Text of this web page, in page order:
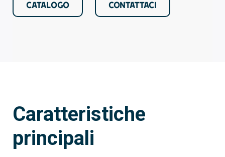
CATALOGO CONTATTACI
Caratteristiche
principali